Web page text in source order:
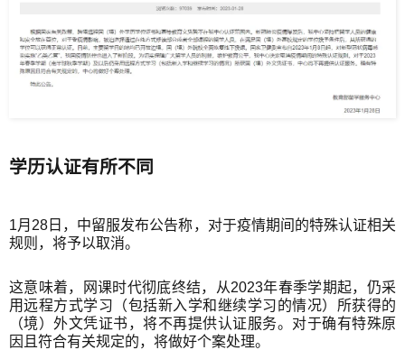
学历认证有所不同
1月28日，中留服发布公告称，对于疫情期间的特殊认证相关
规则，将予以取消。
这意味着，网课时代彻底终结，从2023年春季学期起，仍采
用远程方式学习（包括新入学和继续学习的情况）所获得的
（境）外文凭证书，将不再提供认证服务。对于确有特殊原
因且符合有关规定的，将做好个案处理。